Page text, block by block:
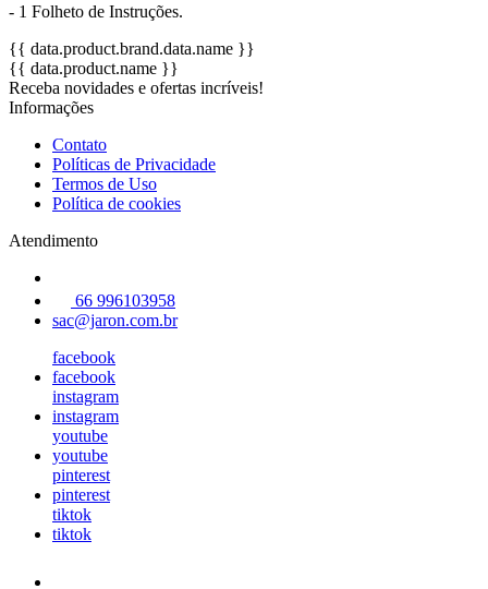
- 1 Folheto de Instruções.
{{ data.product.brand.data.name }}
{{ data.product.name }}
Receba novidades e ofertas incríveis!
Informações
Contato
Políticas de Privacidade
Termos de Uso
Política de cookies
Atendimento
66 996103958
sac@jaron.com.br
facebook
facebook
instagram
instagram
youtube
youtube
pinterest
pinterest
tiktok
tiktok